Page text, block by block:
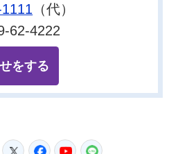
（代）
62-4222
をする
潮来市
TwitterFacebook
YouTube